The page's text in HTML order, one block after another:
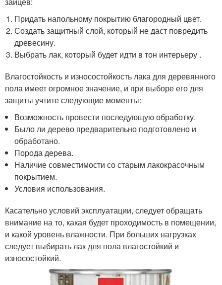
Придать напольному покрытию благородный цвет.
Создать защитный слой, который не даст повредить
древесину.
Выбрать лак, который будет идти в тон интерьеру .
Влагостойкость и износостойкость лака для деревянного
пола имеет огромное значение, и при выборе его для
защиты учтите следующие моменты:
Возможность провести последующую обработку.
Было ли дерево предварительно подготовлено и
обработано.
Порода дерева.
Наличие совместимости со старым лакокрасочным
покрытием.
Условия использования.
Касательно условий эксплуатации, следует обращать
внимание на то, какая будет проходимость в помещении,
и какой уровень влажности. При больших нагрузках
следует выбирать лак для пола влагостойкий и
износостойкий.